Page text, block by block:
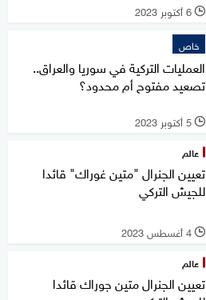
l 6 أكتوبر 2023
خاص
العمليات التركية في سوريا والعراق..
تصعيد مفتوح أم محدود؟
l 5 أكتوبر 2023
عالم
تعيين الجنرال "متين غوراك" قائدا
للجيش التركي
l 4 أغسطس 2023
عالم
تعيين الجنرال متين جوراك قائدا